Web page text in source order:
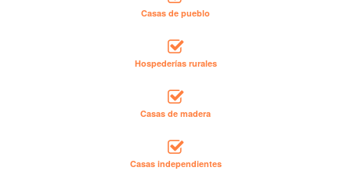
Casas de pueblo
Hospederías rurales
Casas de madera
Casas independientes